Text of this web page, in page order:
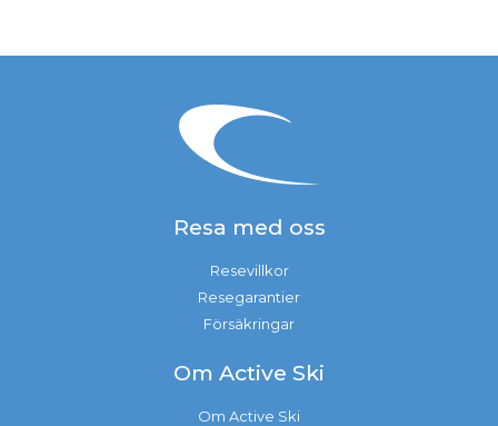
Resa med oss
Resevillkor
Resegarantier
Försäkringar
Om Active Ski
Om Active Ski